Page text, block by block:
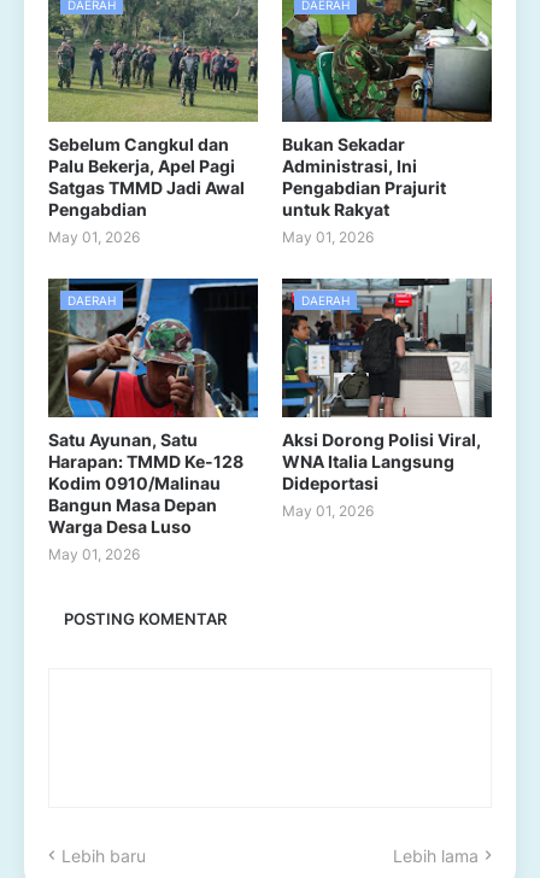
DAERAH
Sebelum Cangkul dan
Palu Bekerja, Apel Pagi
Satgas TMMD Jadi Awal
Pengabdian
May 01, 2026
DAERAH
Bukan Sekadar
Administrasi, Ini
Pengabdian Prajurit
untuk Rakyat
May 01, 2026
DAERAH
Satu Ayunan, Satu
Harapan: TMMD Ke-128
Kodim 0910/Malinau
Bangun Masa Depan
Warga Desa Luso
May 01, 2026
DAERAH
Aksi Dorong Polisi Viral,
WNA Italia Langsung
Dideportasi
May 01, 2026
POSTING KOMENTAR
Lebih baru Lebih lama